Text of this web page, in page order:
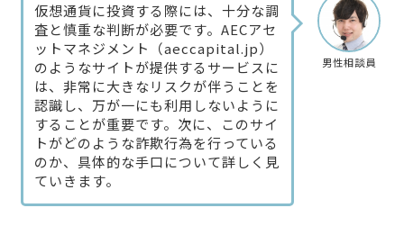
男性相談員
仮想通貨に投資する際には、十分な調
査と慎重な判断が必要です。AECアセ
ットマネジメント（aeccapital.jp）
のようなサイトが提供するサービスに
は、非常に大きなリスクが伴うことを
認識し、万が一にも利用しないように
することが重要です。次に、このサイ
トがどのような詐欺行為を行っている
のか、具体的な手口について詳しく見
ていきます。